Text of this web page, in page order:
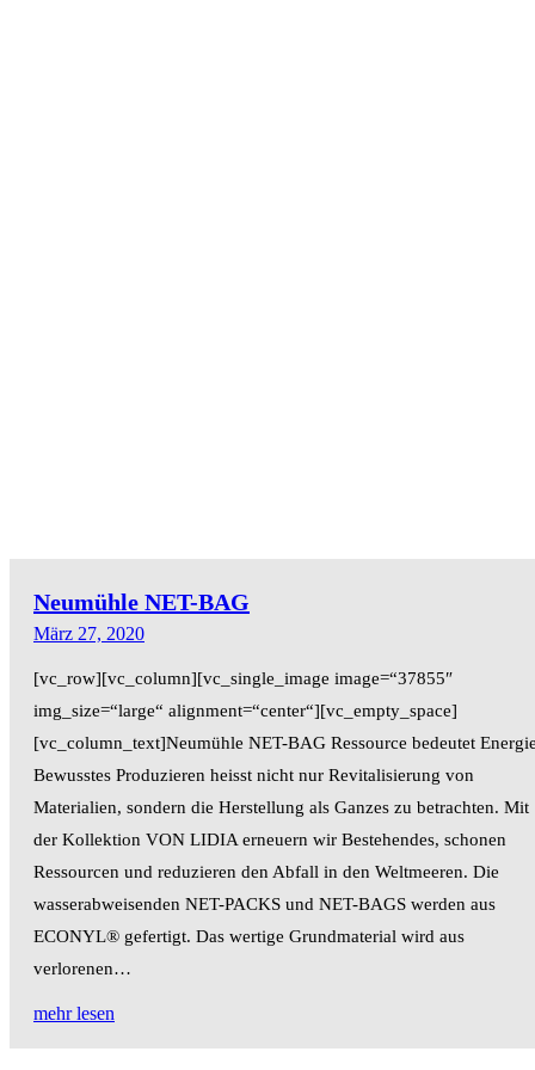
Neumühle NET-BAG
März 27, 2020
[vc_row][vc_column][vc_single_image image=“37855″
img_size=“large“ alignment=“center“][vc_empty_space]
[vc_column_text]Neumühle NET-BAG Ressource bedeutet
Bewusstes Produzieren heisst nicht nur Revitalisierung von
Materialien, sondern die Herstellung als Ganzes zu betrachten. Mit
der Kollektion VON LIDIA erneuern wir Bestehendes, schonen
Ressourcen und reduzieren den Abfall in den Weltmeeren. Die
wasserabweisenden NET-PACKS und NET-BAGS werden aus
ECONYL® gefertigt. Das wertige Grundmaterial wird aus
verlorenen…
mehr lesen